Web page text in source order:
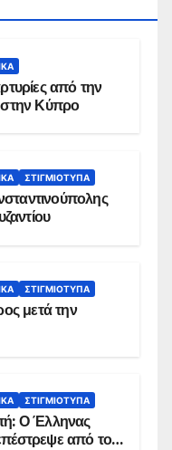
από την
στην Κύπρο
ΣΤΙΓΜΙΌΤΥΠΑ
ΣΤΙΓΜΙΌΤΥΠΑ
μετά την
ΣΤΙΓΜΙΌΤΥΠΑ
Ο Έλληνας
από το